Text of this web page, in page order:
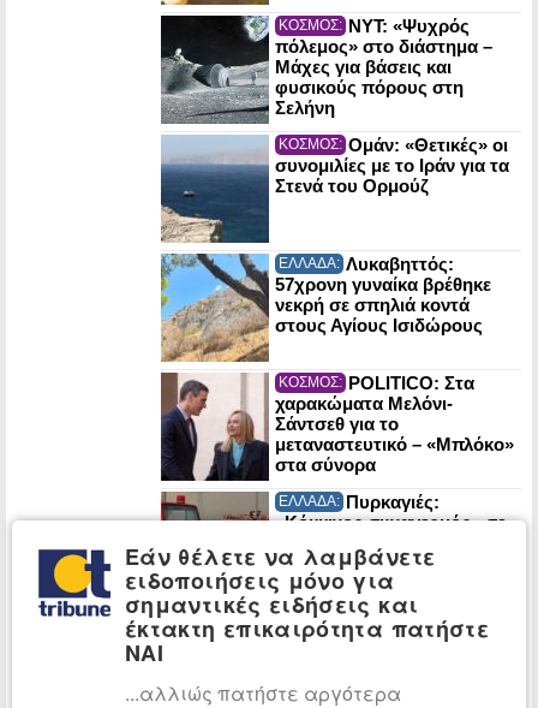
ΚΟΣΜΟΣ: NYT: «Ψυχρός
πόλεμος» στο διάστημα –
Μάχες για βάσεις και
φυσικούς πόρους στη
Σελήνη
ΚΟΣΜΟΣ: Ομάν: «Θετικές» οι
συνομιλίες με το Ιράν για τα
Στενά του Ορμούζ
ΕΛΛΑΔΑ: Λυκαβηττός:
57χρονη γυναίκα βρέθηκε
νεκρή σε σπηλιά κοντά
στους Αγίους Ισιδώρους
ΚΟΣΜΟΣ: POLITICO: Στα
χαρακώματα Μελόνι-
Σάντσεθ για το
μεταναστευτικό – «Μπλόκο»
στα σύνορα
ΕΛΛΑΔΑ: Πυρκαγιές:
«Κόκκινος συναγερμός» σε
περιοχές της χώρας την
Κυριακή
ΕΛΛΑΔΑ: Τραγωδία στην
Πάρο: Νεκρό 4χρονο παιδί
Εάν θέλετε να λαμβάνετε
ειδοποιήσεις μόνο για
σημαντικές ειδήσεις και
έκτακτη επικαιρότητα πατήστε
ΝΑΙ
...αλλιώς πατήστε αργότερα